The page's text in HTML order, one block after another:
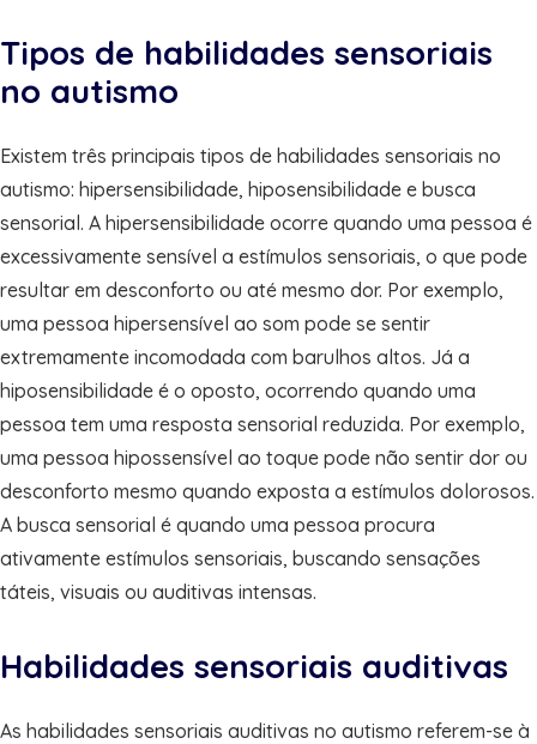
Tipos de habilidades sensoriais
no autismo
Existem três principais tipos de habilidades sensoriais no
autismo: hipersensibilidade, hiposensibilidade e busca
sensorial. A hipersensibilidade ocorre quando uma pessoa é
excessivamente sensível a estímulos sensoriais, o que pode
resultar em desconforto ou até mesmo dor. Por exemplo,
uma pessoa hipersensível ao som pode se sentir
extremamente incomodada com barulhos altos. Já a
hiposensibilidade é o oposto, ocorrendo quando uma
pessoa tem uma resposta sensorial reduzida. Por exemplo,
uma pessoa hipossensível ao toque pode não sentir dor ou
desconforto mesmo quando exposta a estímulos dolorosos.
A busca sensorial é quando uma pessoa procura
ativamente estímulos sensoriais, buscando sensações
táteis, visuais ou auditivas intensas.
Habilidades sensoriais auditivas
As habilidades sensoriais auditivas no autismo referem-se à